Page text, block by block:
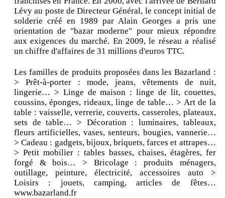
Lévy au poste de Directeur Général, le concept initial de
solderie créé en 1989 par Alain Georges a pris une
orientation de "bazar moderne" pour mieux répondre
aux exigences du marché. En 2009, le réseau a réalisé
un chiffre d'affaires de 31 millions d'euros TTC.
Les familles de produits proposées dans les Bazarland :
> Prêt-à-porter : mode, jeans, vêtements de nuit,
lingerie… > Linge de maison : linge de lit, couettes,
coussins, éponges, rideaux, linge de table… > Art de la
table : vaisselle, verrerie, couverts, casseroles, plateaux,
sets de table… > Décoration : luminaires, tableaux,
fleurs artificielles, vases, senteurs, bougies, vannerie…
> Cadeau : gadgets, bijoux, briquets, farces et attrapes…
> Petit mobilier : tables basses, chaises, étagères, fer
forgé & bois… > Bricolage : produits ménagers,
outillage, peinture, électricité, accessoires auto >
Loisirs : jouets, camping, articles de fêtes…
www.bazarland.fr